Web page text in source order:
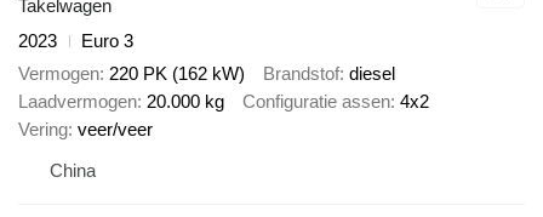
Takelwagen
2023
Euro 3
Vermogen 220 PK (162 kW) Brandstof diesel
Laadvermogen 20.000 kg Configuratie assen 4x2
Vering veer/veer
China